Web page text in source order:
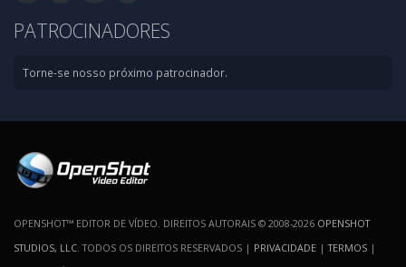
PATROCINADORES
Torne-se nosso próximo patrocinador.
OPENSHOT™ EDITOR DE VÍDEO. DIREITOS AUTORAIS © 2008-2026 OPENSHOT
STUDIOS, LLC . TODOS OS DIREITOS RESERVADOS | PRIVACIDADE |TERMOS |